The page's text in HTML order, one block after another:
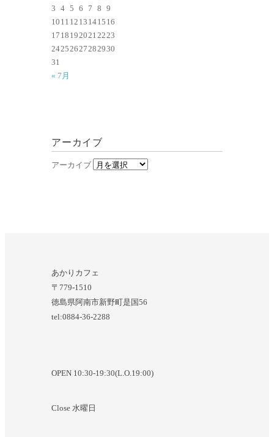
« 7月
3 4 5 6 7 8 9
10 11 12 13 1415 16
17 18 19 20 21 22 23
2425 26 27 28 2930
31
アーカイブ
アーカイブ
あかりカフェ
〒779-1510
徳島県阿南市新野町是国56
tel:0884-36-2288
OPEN 10:30-19:30(L.O.19:00)
Close 水曜日